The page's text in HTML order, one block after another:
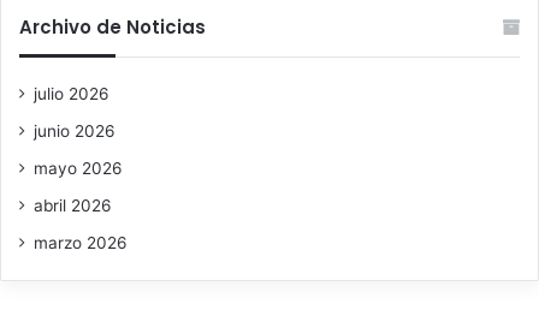
Archivo de Noticias
julio 2026
junio 2026
mayo 2026
abril 2026
marzo 2026